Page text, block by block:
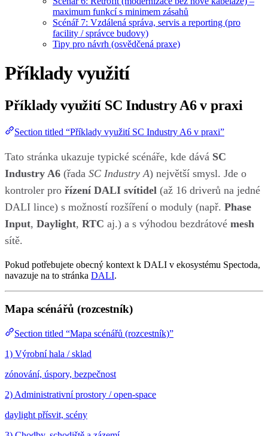
maximum funkcí s minimem zásahů
Scénář 7: Vzdálená správa, servis a reporting (pro
facility / správce budovy)
Tipy pro návrh (osvědčená praxe)
Příklady využití
Příklady využití SC Industry A6 v praxi
Section titled “Příklady využití SC Industry A6 v praxi”
Tato stránka ukazuje typické scénáře, kde dává SC
Industry A6 (řada SC Industry A) největší smysl. Jde o
kontroler pro řízení DALI svítidel (až 16 driverů na jedné
DALI lince) s možností rozšíření o moduly (např. Phase
Input, Daylight, RTC aj.) a s výhodou bezdrátové mesh
sítě.
Pokud potřebujete obecný kontext k DALI v ekosystému Spectoda,
navazuje na to stránka DALI.
Mapa scénářů (rozcestník)
Section titled “Mapa scénářů (rozcestník)”
1) Výrobní hala / sklad
zónování, úspory, bezpečnost
2) Administrativní prostory / open-space
daylight přísvit, scény